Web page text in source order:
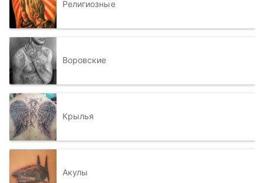
Религиозные
Воровские
Крылья
Акулы